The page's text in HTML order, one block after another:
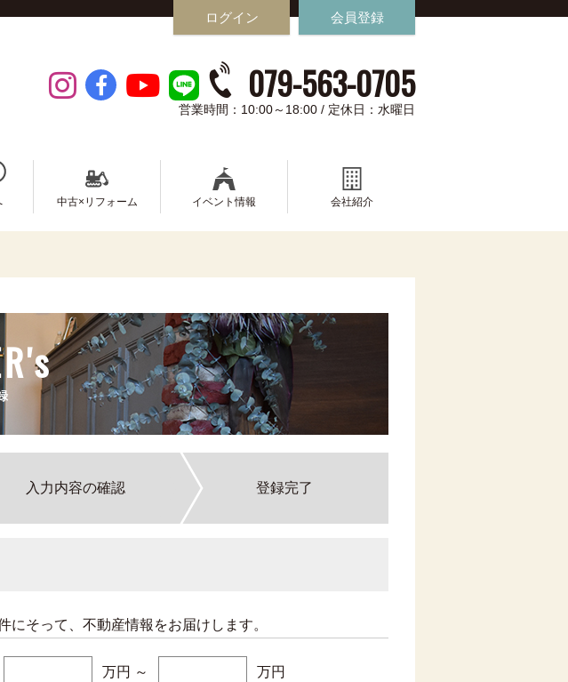
ログイン 会員登録
079-563-0705
営業時間：10:00～18:00 / 定休日：水曜日
中古×リフォーム イベント情報 会社紹介
入力内容の確認 登録完了
そって、不動産情報をお届けします。
万円 ～ 万円